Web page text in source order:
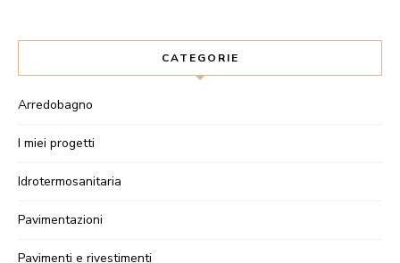
CATEGORIE
Arredobagno
I miei progetti
Idrotermosanitaria
Pavimentazioni
Pavimenti e rivestimenti